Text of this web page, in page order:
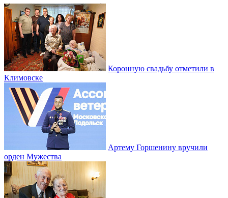
Коронную свадьбу отметили в
Климовске
Артему Горшенину вручили
орден Мужества